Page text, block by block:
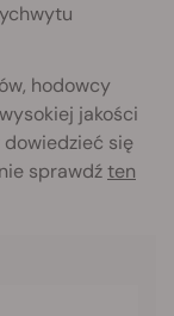
hodowcy
jakości
się
sprawdźten